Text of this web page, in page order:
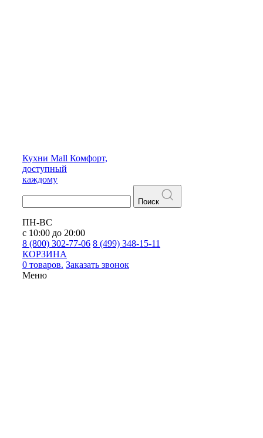
Кухни Mall Комфорт,
доступный
каждому
Поиск
ПН-ВС
с 10:00 до 20:00
8 (800) 302-77-06 8 (499) 348-15-11
КОРЗИНА
0 товаров. Заказать звонок
Меню